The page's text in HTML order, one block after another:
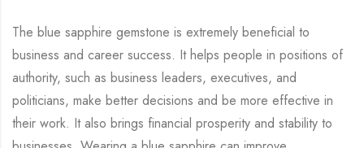
The blue sapphire gemstone is extremely beneficial to
business and career success. It helps people in positions of
authority, such as business leaders, executives, and
politicians, make better decisions and be more effective in
their work. It also brings financial prosperity and stability to